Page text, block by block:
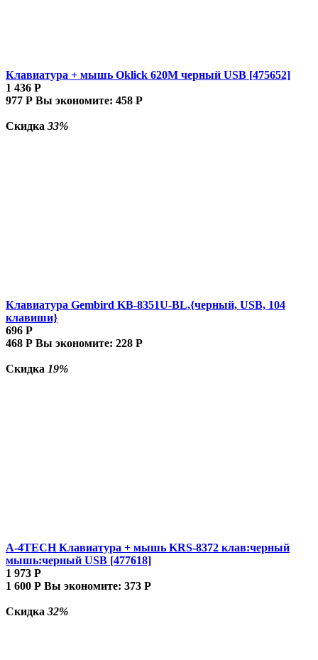
Клавиатура + мышь Oklick 620M черный USB [475652]
1 436 Р
977 Р Вы экономите: 458 Р
Скидка 33%
Клавиатура Gembird KB-8351U-BL,{черный, USB, 104
клавиши}
696 Р
468 Р Вы экономите: 228 Р
Скидка 19%
A-4TECH Клавиатура + мышь KRS-8372 клав:черный
мышь:черный USB [477618]
1 973 Р
1 600 Р Вы экономите: 373 Р
Скидка 32%